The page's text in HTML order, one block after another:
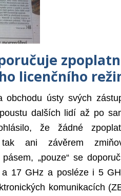
licenčního
obchodu ústy svých
dalších lidí až po
že žádné
tak ani závěrem
„pouze“ se
17 GHz a posléze i 5
komunikacích